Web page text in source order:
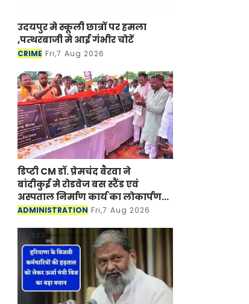
उदयपुर मे स्कूली छात्रों पर हमला
,पत्थरबाजी मे आई गंभीर चोटें
CRIME Fri,7 Aug 2026
डिप्टी CM डॉ. प्रेमचंद बैरवा ने
बांदीकुई मे रोडवेज बस स्टैंड एवं
अस्पताल निर्माण कार्य का लोकार्पण-
शिलान्यास किया
ADMINISTRATION Fri,7 Aug 2026